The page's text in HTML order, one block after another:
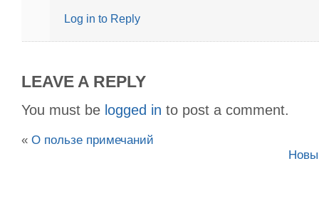
Log in to Reply
LEAVE A REPLY
You must be logged in to post a comment.
« О пользе примечаний